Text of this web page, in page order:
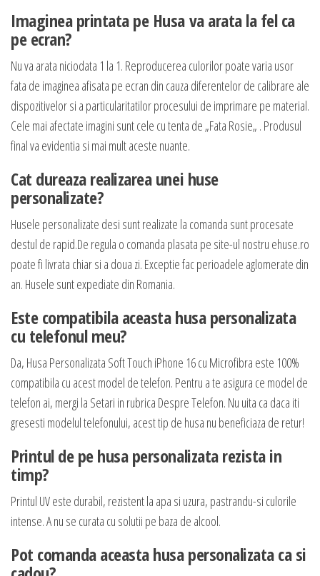
Imaginea printata pe Husa va arata la fel ca
pe ecran?
Nu va arata niciodata 1 la 1. Reproducerea culorilor poate varia usor
fata de imaginea afisata pe ecran din cauza diferentelor de calibrare ale
dispozitivelor si a particularitatilor procesului de imprimare pe material.
Cele mai afectate imagini sunt cele cu tenta de „Fata Rosie„ . Produsul
final va evidentia si mai mult aceste nuante.
Cat dureaza realizarea unei huse
personalizate?
Husele personalizate desi sunt realizate la comanda sunt procesate
destul de rapid.De regula o comanda plasata pe site-ul nostru ehuse.ro
poate fi livrata chiar si a doua zi. Exceptie fac perioadele aglomerate din
an. Husele sunt expediate din Romania.
Este compatibila aceasta husa personalizata
cu telefonul meu?
Da, Husa Personalizata Soft Touch iPhone 16 cu Microfibra este 100%
compatibila cu acest model de telefon. Pentru a te asigura ce model de
telefon ai, mergi la Setari in rubrica Despre Telefon. Nu uita ca daca iti
gresesti modelul telefonului, acest tip de husa nu beneficiaza de retur!
Printul de pe husa personalizata rezista in
timp?
Printul UV este durabil, rezistent la apa si uzura, pastrandu-si culorile
intense. A nu se curata cu solutii pe baza de alcool.
Pot comanda aceasta husa personalizata ca si